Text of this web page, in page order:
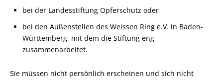
bei der Landesstiftung Opferschutz oder
bei den Außenstellen des Weissen Ring e.V. in Baden-
Württemberg, mit dem die Stiftung eng
zusammenarbeitet.
Sie müssen nicht persönlich erscheinen und sich nicht